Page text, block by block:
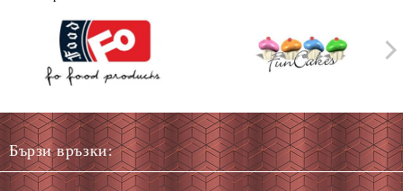
Бързи връзки: